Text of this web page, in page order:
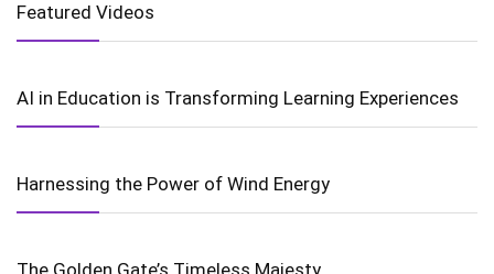
Featured Videos
AI in Education is Transforming Learning Experiences
Harnessing the Power of Wind Energy
The Golden Gate’s Timeless Majesty